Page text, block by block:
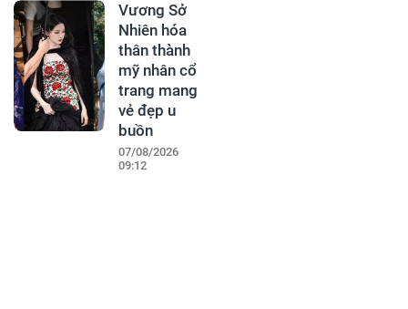
Vương Sở
Nhiên hóa
thân thành
mỹ nhân cổ
trang mang
vẻ đẹp u
buồn
07/08/2026
09:12